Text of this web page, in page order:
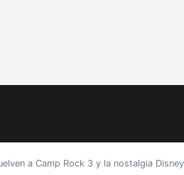
a Camp Rock 3 y la nostalgia